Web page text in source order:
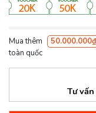
Mua thêm 50.000.000₫
toàn quốc
Tư